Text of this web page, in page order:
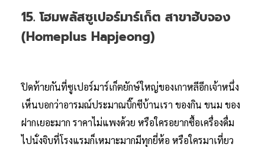
15. โฮมพลัสซูเปอร์มาร์เก็ต สาขาฮับจอง
(Homeplus Hapjeong)
ปิดท้ายกันที่ซูเปอร์มาร์เก็ตยักษ์ใหญ่ของเกาหลีอีกเจ้าหนึ่ง
เห็นบอกว่าอารมณ์ประมาณบิ๊กซีบ้านเรา ของกิน ขนม ของ
ฝากเยอะมาก ราคาไม่แพงด้วย หรือใครอยากซื้อเครื่องดื่ม
ไปนั่งจิบที่โรงแรมก็เหมาะมากมีทุกยี่ห้อ หรือใครมาเที่ยว